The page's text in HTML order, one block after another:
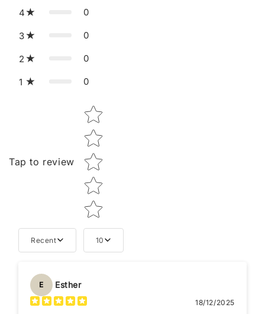
4 0
3 0
2 0
1 0
Tap to review
Star rating
Recent 10
E Esther
18/12/2025